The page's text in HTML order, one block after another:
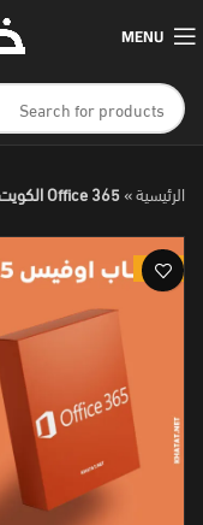
MENU
الرئيسية»Office 365 الكويت
-91%